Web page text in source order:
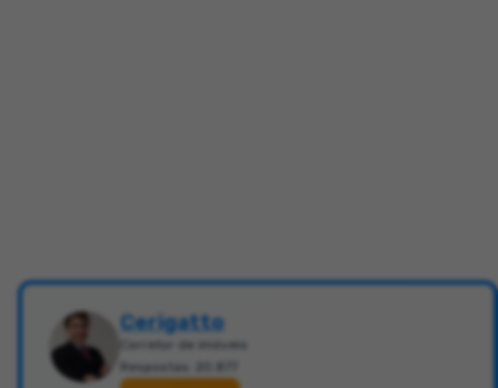
Cerigatto
Corretor de imóveis
Respostas: 20.877